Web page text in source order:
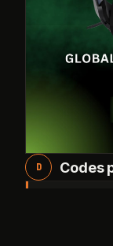
D Codes